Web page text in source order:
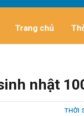
Trang chủ
nhật
THỜI